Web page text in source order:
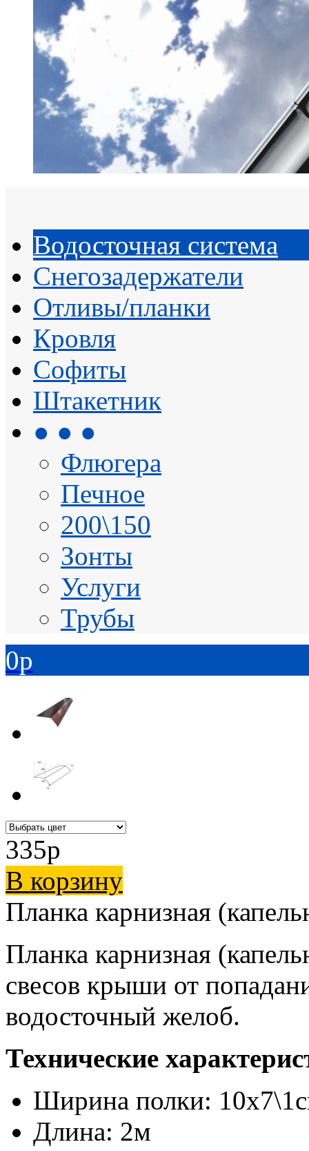
Водосточная система
Снегозадержатели
Отливы/планки
Кровля
Софиты
Штакетник
● ● ●
Флюгера
Печное
200\150
Зонты
Услуги
Трубы
0p
335p
В корзину
Планка карнизная
Планка карнизная
свесов крыши от
водосточный желоб.
Технические
Ширина полки:
Длина: 2м